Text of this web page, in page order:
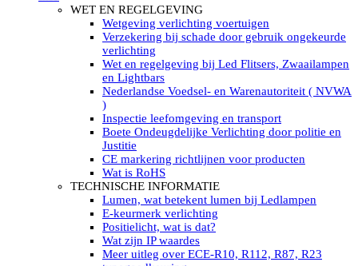
Led werklampen assortiment Tralert
Led breedstralers Lazer
Led werklampen in Subcategorieën
LED WERKVERLICHTING
LED’s work werklamp met accu
LED’s work werklamp portable 220V
LED’s work werklamp Hybride
Led lichtslang 220 Volt
LED’s work werklamp met statief 220V
LED’s light PRO schijnwerpers 220V
LED High Bay verlichting 220V
Subcategorieën Led werkverlichting
LED SIGNALISATIE
Led Flitsers
Werkverlichting met Led flitsers
Led zwaailampbalk
Led Multi zwaailampbalk
Led flitsbalk compact
Traffic Advisors
Led zwaailicht
WET EN REGELGEVING
Wetgeving verlichting voertuigen
Verzekering bij schade door gebruik ongekeurde
verlichting
Wet en regelgeving bij Led Flitsers, Zwaailampen
en Lightbars
Nederlandse Voedsel- en Warenautoriteit ( NVWA
)
Inspectie leefomgeving en transport
Boete Ondeugdelijke Verlichting door politie en
Justitie
CE markering richtlijnen voor producten
Wat is RoHS
TECHNISCHE INFORMATIE
Lumen, wat betekent lumen bij Ledlampen
E-keurmerk verlichting
Positielicht, wat is dat?
Wat zijn IP waardes
Meer uitleg over ECE-R10, R112, R87, R23